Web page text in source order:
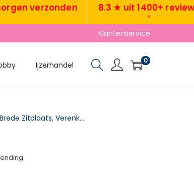
verzonden 8.3 ★ uit 1400+ reviews
Klantenservice
Ijzerhandel 0
Draaibare Accentstoel, Gestoffeerde Leesstoel Met Chenille, Brede Zitplaats, Verenkussen En Metalen Poten, Lichtgrijs